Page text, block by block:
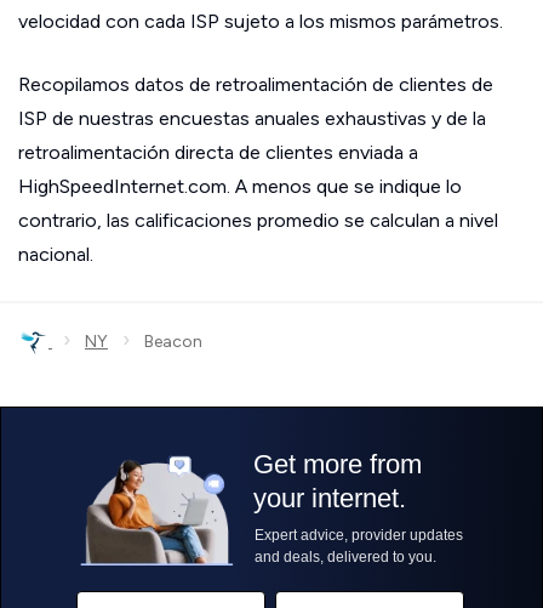
velocidad con cada ISP sujeto a los mismos parámetros.
Recopilamos datos de retroalimentación de clientes de
ISP de nuestras encuestas anuales exhaustivas y de la
retroalimentación directa de clientes enviada a
HighSpeedInternet.com. A menos que se indique lo
contrario, las calificaciones promedio se calculan a nivel
nacional.
› NY › Beacon